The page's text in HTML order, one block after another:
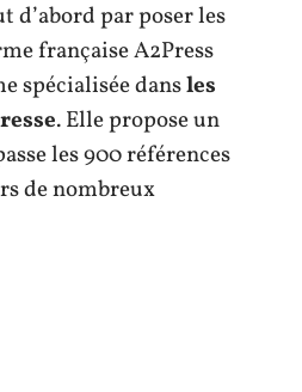
d’abord par poser les
française A2Press
spécialisée dansles
. Elle propose un
les 900 références
de nombreux